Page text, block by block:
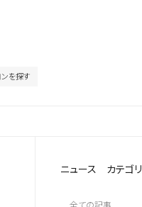
を探す
ニュース カテゴリ
全ての記事